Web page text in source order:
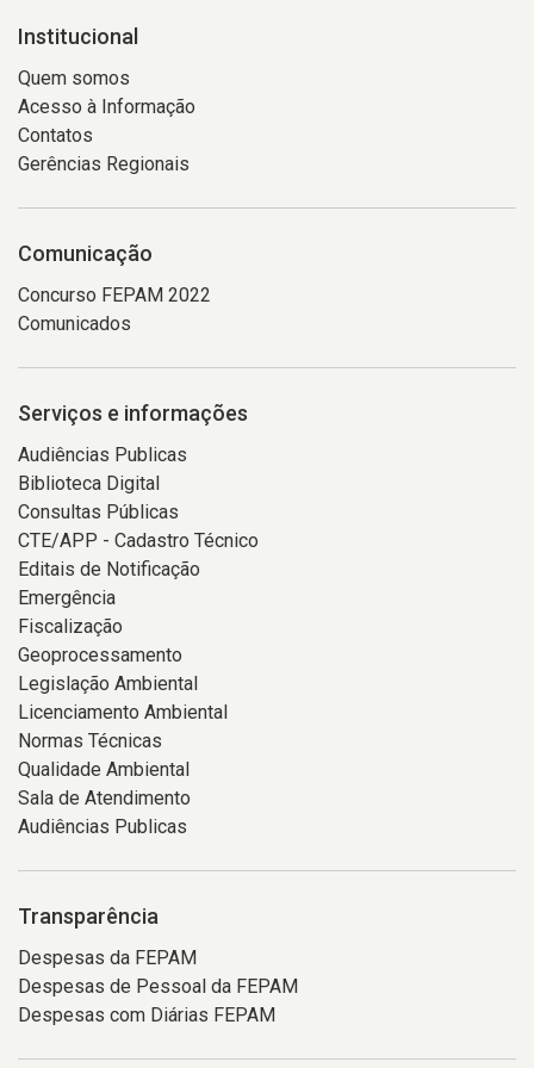
Institucional
Quem somos
Acesso à Informação
Contatos
Gerências Regionais
Comunicação
Concurso FEPAM 2022
Comunicados
Serviços e informações
Audiências Publicas
Biblioteca Digital
Consultas Públicas
CTE/APP - Cadastro Técnico
Editais de Notificação
Emergência
Fiscalização
Geoprocessamento
Legislação Ambiental
Licenciamento Ambiental
Normas Técnicas
Qualidade Ambiental
Sala de Atendimento
Audiências Publicas
Transparência
Despesas da FEPAM
Despesas de Pessoal da FEPAM
Despesas com Diárias FEPAM